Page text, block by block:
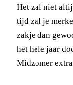
Het zal niet
tijd zal je
zakje dan
het hele jaar
Midzomer